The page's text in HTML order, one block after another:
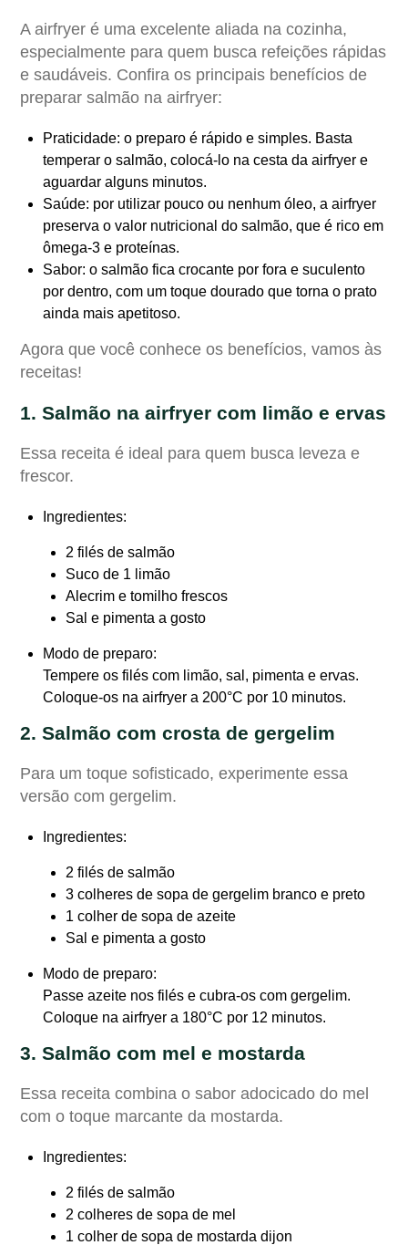
A airfryer é uma excelente aliada na cozinha,
especialmente para quem busca refeições rápidas
e saudáveis. Confira os principais benefícios de
preparar salmão na airfryer:
Praticidade: o preparo é rápido e simples. Basta
temperar o salmão, colocá-lo na cesta da airfryer e
aguardar alguns minutos.
Saúde: por utilizar pouco ou nenhum óleo, a airfryer
preserva o valor nutricional do salmão, que é rico em
ômega-3 e proteínas.
Sabor: o salmão fica crocante por fora e suculento
por dentro, com um toque dourado que torna o prato
ainda mais apetitoso.
Agora que você conhece os benefícios, vamos às
receitas!
1. Salmão na airfryer com limão e ervas
Essa receita é ideal para quem busca leveza e
frescor.
Ingredientes:
2 filés de salmão
Suco de 1 limão
Alecrim e tomilho frescos
Sal e pimenta a gosto
Modo de preparo:
Tempere os filés com limão, sal, pimenta e ervas.
Coloque-os na airfryer a 200°C por 10 minutos.
2. Salmão com crosta de gergelim
Para um toque sofisticado, experimente essa
versão com gergelim.
Ingredientes:
2 filés de salmão
3 colheres de sopa de gergelim branco e preto
1 colher de sopa de azeite
Sal e pimenta a gosto
Modo de preparo:
Passe azeite nos filés e cubra-os com gergelim.
Coloque na airfryer a 180°C por 12 minutos.
3. Salmão com mel e mostarda
Essa receita combina o sabor adocicado do mel
com o toque marcante da mostarda.
Ingredientes:
2 filés de salmão
2 colheres de sopa de mel
1 colher de sopa de mostarda dijon